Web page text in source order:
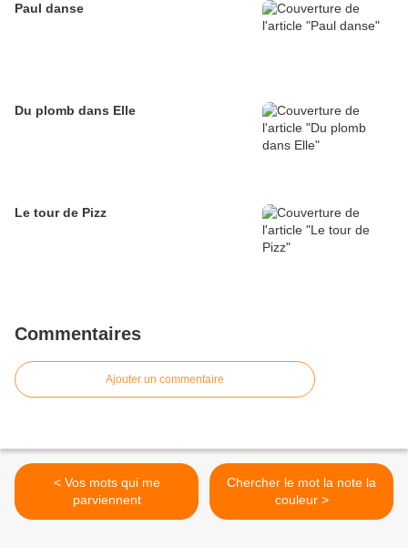
Paul danse
Du plomb dans Elle
Le tour de Pizz
Commentaires
Ajouter un commentaire
< Vos mots qui me
parviennent
Chercher le mot la note la
couleur >